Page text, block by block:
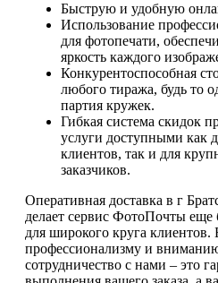
Быструю и удобную
Использование
для фотопечати,
яркость каждого
Конкурентоспособная
любого тиража, будь то
партия кружек.
Гибкая система скидок
услуги доступными как
клиентов, так и для
заказчиков.
Оперативная доставка в г
делает сервис ФотоПочты еще
для широкого круга клиентов.
профессионализму и
сотрудничество с нами – это